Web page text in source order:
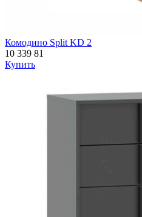
Комодино Split KD 2
10 339 81
Купить